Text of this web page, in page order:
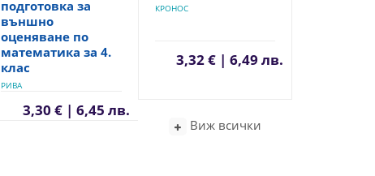
подготовка за
външно
оценяване по
математика за 4.
клас
РИВА
3,30 € | 6,45 лв.
КРОНОС
3,32 € | 6,49 лв.
Виж всички